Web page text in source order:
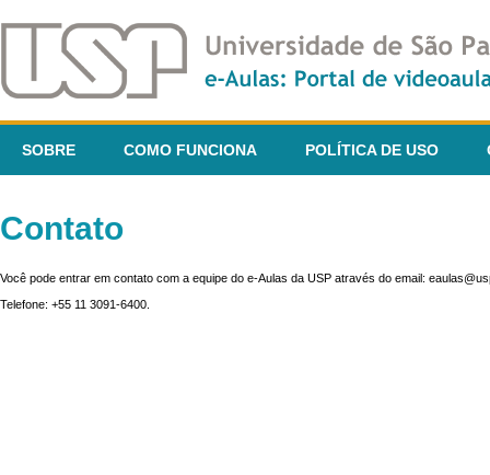
SOBRE COMO FUNCIONA POLÍTICA DE USO
Contato
Você pode entrar em contato com a equipe do e-Aulas da USP através do email:
Telefone: +55 11 3091-6400.